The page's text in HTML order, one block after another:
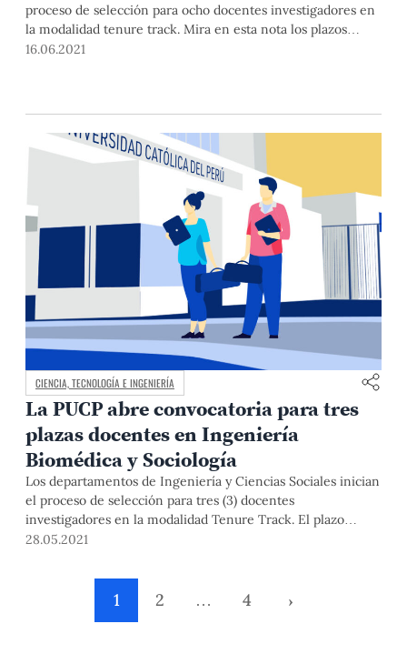
proceso de selección para ocho docentes investigadores en
la modalidad tenure track. Mira en esta nota los plazos
máximos para postular.
16.06.2021
CIENCIA, TECNOLOGÍA E INGENIERÍA
La PUCP abre convocatoria para tres
plazas docentes en Ingeniería
Biomédica y Sociología
Los departamentos de Ingeniería y Ciencias Sociales inician
el proceso de selección para tres (3) docentes
investigadores en la modalidad Tenure Track. El plazo
máximo para postular vence el 31 de julio. Conoce más en
28.05.2021
1 2 … 4 ›